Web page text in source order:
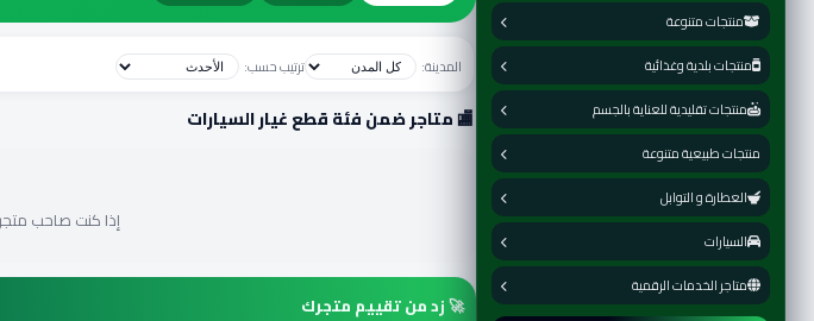
منتجات متنوعة
منتجات بلدية وغذائية
منتجات تقليدية للعناية بالجسم
منتجات طبيعية متنوعة
العطارة و التوابل
السيارات
متاجر الخدمات الرقمية
المدينة: ترتيب حسب:
🏬 متاجر ضمن فئة قطع غيار السيارات
إذا كنت صاحب
🚀 زد من تقييم متجرك